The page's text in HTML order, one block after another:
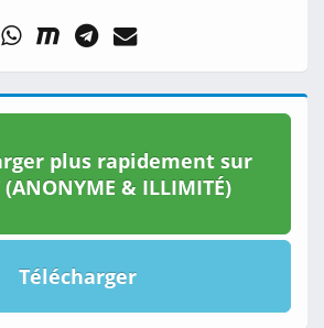
plus rapidement sur
(ANONYME & ILLIMITÉ)
Télécharger